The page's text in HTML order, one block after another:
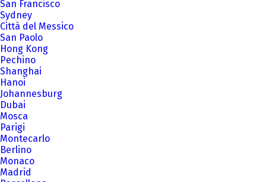
San Francisco
Sydney
Città del Messico
San Paolo
Hong Kong
Pechino
Shanghai
Hanoi
Johannesburg
Dubai
Mosca
Parigi
Montecarlo
Berlino
Monaco
Madrid